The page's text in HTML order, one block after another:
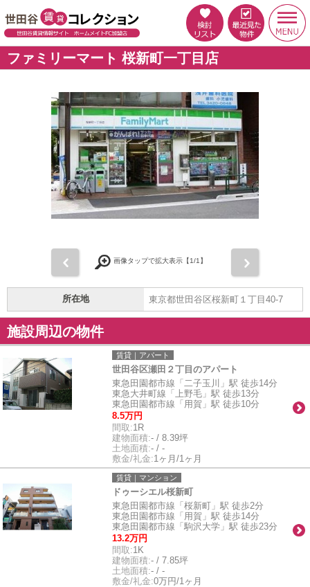
ファミリーマート 桜新町一丁目店
画像タップで拡大表示【1/1】
所在地 東京都世田谷区桜新町１丁目40-7
施設周辺の物件
賃貸｜アパート
世田谷区瀬田２丁目のアパート
東急田園都市線「二子玉川」駅 徒歩14分
東急大井町線「上野毛」駅 徒歩13分
東急田園都市線「用賀」駅 徒歩10分
8.5万円
間取:1R
建物面積:- / 8.39坪
土地面積:- / -
敷金/礼金:1ヶ月/1ヶ月
賃貸｜マンション
ドゥーシエル桜新町
東急田園都市線「桜新町」駅 徒歩2分
東急田園都市線「用賀」駅 徒歩14分
東急田園都市線「駒沢大学」駅 徒歩23分
13.2万円
間取:1K
建物面積:- / 7.85坪
土地面積:- / -
敷金/礼金:0万円/1ヶ月